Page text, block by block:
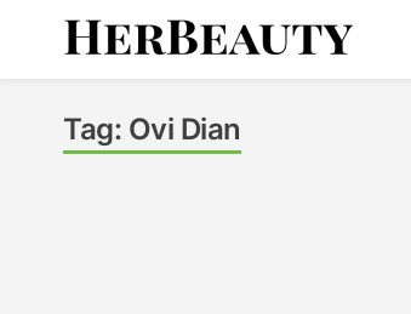
Tag: Ovi Dian